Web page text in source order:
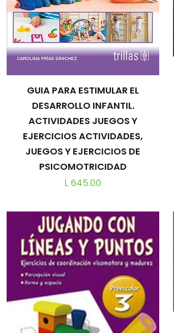
GUIA PARA ESTIMULAR EL
DESARROLLO INFANTIL.
ACTIVIDADES JUEGOS Y
EJERCICIOS ACTIVIDADES,
JUEGOS Y EJERCICIOS DE
PSICOMOTRICIDAD
L 645.00